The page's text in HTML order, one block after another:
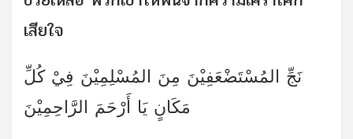
เสียใจ
نَجِّ المُسْتَضْعَفِيْنَ مِنَ المُسْلِمِيْنَ فِيْ كُلِّ
مَكَانٍ يَا أَرْحَمَ الرَّاحِمِيْنَ